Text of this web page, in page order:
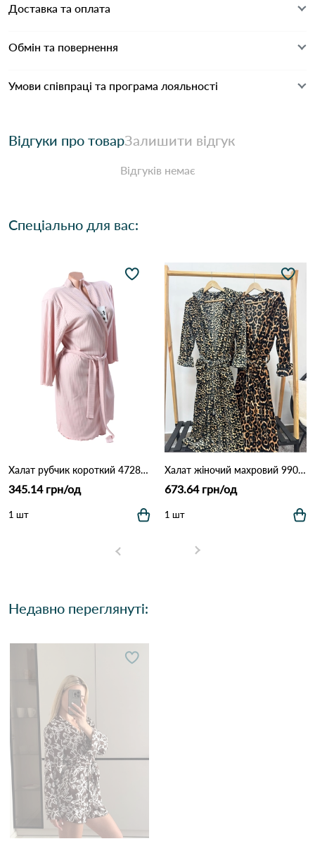
Доставка та оплата
Обмін та повернення
Умови співпраці та програма лояльності
Відгуки про товарЗалишити відгук
Відгуків немає
Спеціально для вас:
Халат рубчик короткий 4728 Рожевий
345.14 грн/од
1 шт
Халат жіночий махровий 9905 Дрібний леопард
673.64 грн/од
1 шт
Недавно переглянуті: